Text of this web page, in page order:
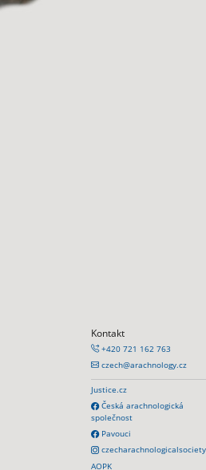
Kontakt
+420 721 162 763
czech@arachnology.cz
Justice.cz
Česká arachnologická
společnost
Pavouci
czecharachnologicalsociety
AOPK